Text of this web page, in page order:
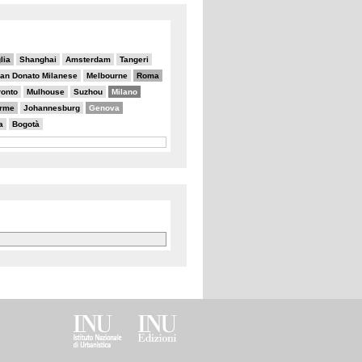
Shanghai Amsterdam Tangeri
Donato Milanese Melbourne Roma
Mulhouse Suzhou Milano
Johannesburg Genova
Bogotà